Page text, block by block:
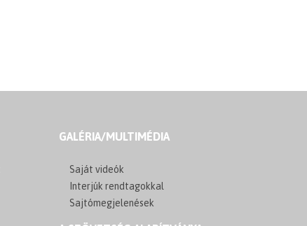
GALÉRIA/MULTIMÉDIA
Saját videók
Interjúk rendtagokkal
Sajtómegjelenések